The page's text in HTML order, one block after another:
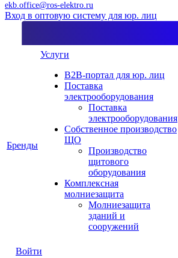
ekb.office@ros-elektro.ru
Вход в оптовую систему для юр. лиц
Бренды
Услуги
B2B-портал для юр. лиц
Поставка
электрооборудования
Поставка
электрооборудования
Собственное производство
ЩО
Производство
щитового
оборудования
Комплексная
молниезащита
Молниезащита
зданий и
сооружений
Войти